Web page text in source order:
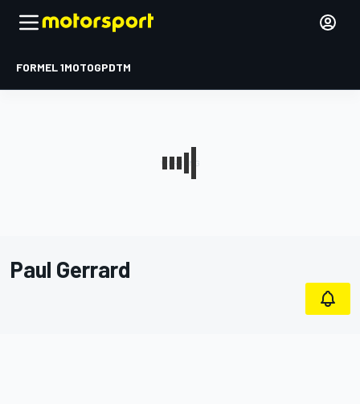
FORMEL 1MOTOGPDTM
Paul Gerrard